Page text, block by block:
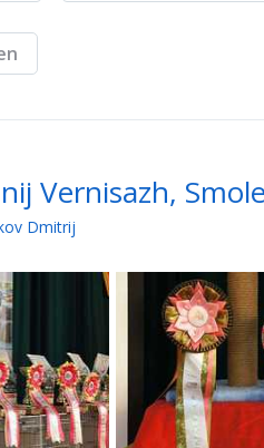
Vernisazh,
Dmitrij